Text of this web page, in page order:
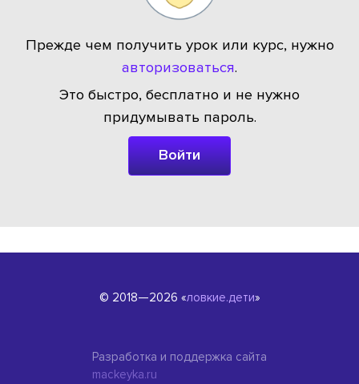
Прежде чем получить урок или курс, нужно
авторизоваться.
Это быстро, бесплатно и не нужно
придумывать пароль.
Войти
© 2018—2026 «ловкие.дети»
Разработка и поддержка сайта
mackeyka.ru